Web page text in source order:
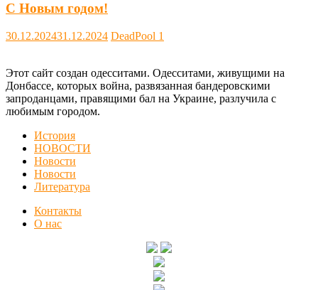
С Новым годом!
30.12.202431.12.2024 DeadPool 1
Этот сайт создан одесситами. Одесситами, живущими на
Донбассе, которых война, развязанная бандеровскими
запроданцами, правящими бал на Украине, разлучила с
любимым городом.
История
НОВОСТИ
Новости
Новости
Литература
Контакты
О нас